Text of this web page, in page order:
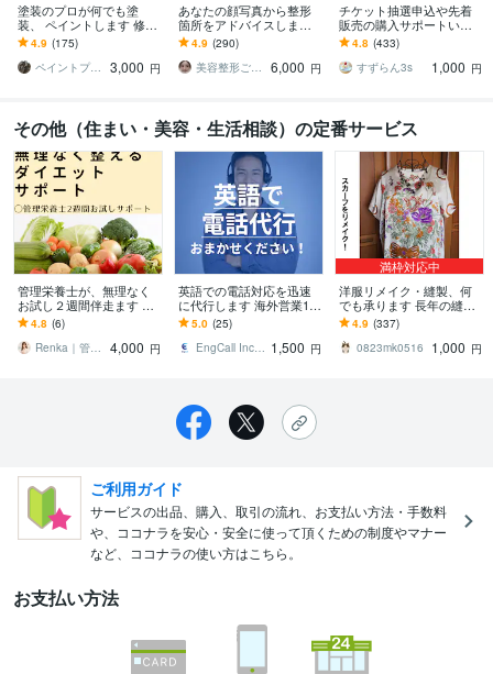
塗装のプロが何でも塗
装、 ペイントします 修理
塗装可能かどうかまずは
ご相談下さい。
4.9 (175)
ペイントプロK
3,000 円
あなたの顔写真から整形
箇所をアドバイスします
整形歴17年の経験を活か
し、丁寧にアドバイスし
ます
4.9 (290)
美容整形ごまちゃん
6,000 円
チケット抽選申込や先着
販売の購入サポートいた
します 申込口数の必要な
方、チケ発が出来ない方
は是非ご連絡下さい。
4.8 (433)
すずらん3s
1,000 円
その他（住まい・美容・生活相談）の定番サービス
管理栄養士が、無理なく
お試し２週間伴走ます ダ
イエットがつらくて続か
なかった方へ。
4.8 (6)
Renka｜管理栄養士
4,000 円
英語での電話対応を迅速
に代行します 海外営業10
年以上の経験者に英語で
の電話はお任せくださ
い！
5.0 (25)
EngCall Inc 眞鍋 1,500 円
満枠対応中
洋服リメイク・縫製、何
でも承ります 長年の縫製
職の経験・確かな技術を
もとにご要望を承りま
す！
4.9 (337)
0823mk0516
1,000 円
ご利用ガイド
サービスの出品、購入、取引の流れ、お支払い方法・手数料
や、ココナラを安心・安全に使って頂くための制度やマナー
など、ココナラの使い方はこちら。
お支払い方法